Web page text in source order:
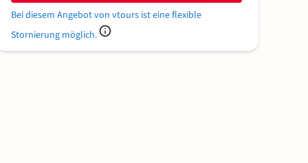
Bei diesem Angebot von vtours ist eine flexible
Stornierung möglich.